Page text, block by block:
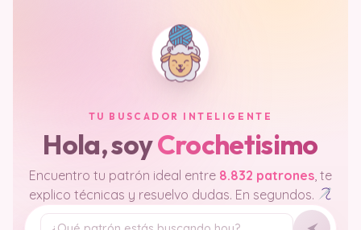
TU BUSCADOR INTELIGENTE
Hola, soyCrochetisimo
Encuentro tu patrón ideal entre 8.832 patrones , te
explico técnicas y resuelvo dudas. En segundos.